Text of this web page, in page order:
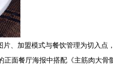
、加盟模式与餐饮管理为切入
面餐厅海报中搭配《主筋肉大